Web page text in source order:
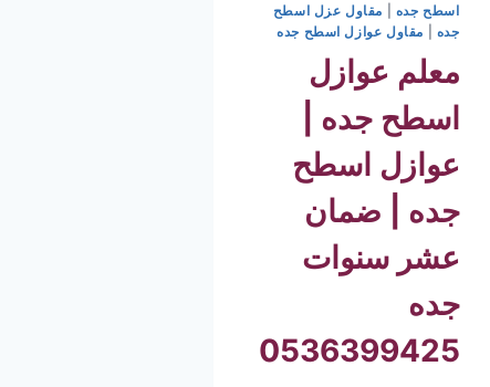
اسطح جده
مقاول عزل اسطح
جده
مقاول عوازل اسطح جده
معلم عوازل
اسطح جده |
عوازل اسطح
جده | ضمان
عشر سنوات
جده
0536399425